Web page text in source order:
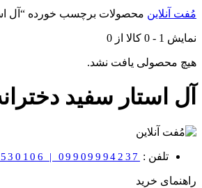
مُفت آنلاین محصولات برچسب خورده “آل
نمایش 1
-
0 کالا از 0
هیچ محصولی یافت نشد.
آل استار سفید
تلفن : | 09909994237
راهنمای خرید